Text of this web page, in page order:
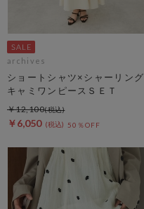
archives
ショートシャツ×シャーリング
キャミワンピースＳＥＴ
￥6,050 50％OFF
￥12,100